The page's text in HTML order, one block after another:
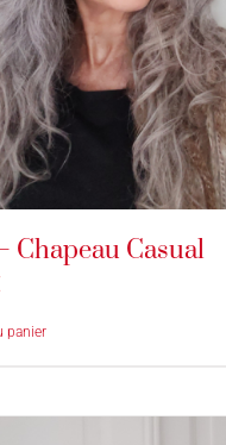
Chapeau Casual
panier